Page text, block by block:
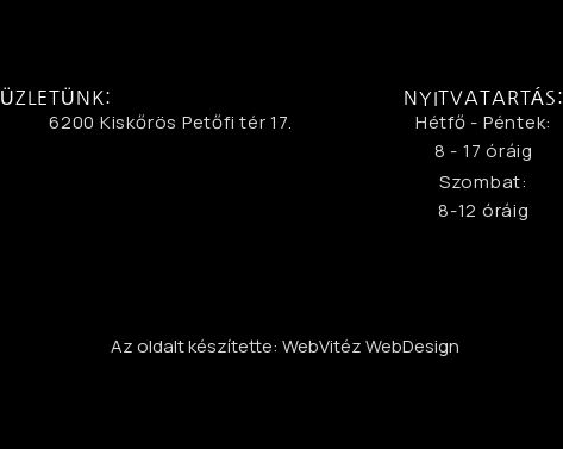
ÜZLETÜNK:
6200 Kiskőrös Petőfi tér 17.
NYITVATARTÁS:
Hétfő - Péntek:
8 - 17 óráig
Szombat:
8-12 óráig
Az oldalt készítette: WebVitéz WebDesign